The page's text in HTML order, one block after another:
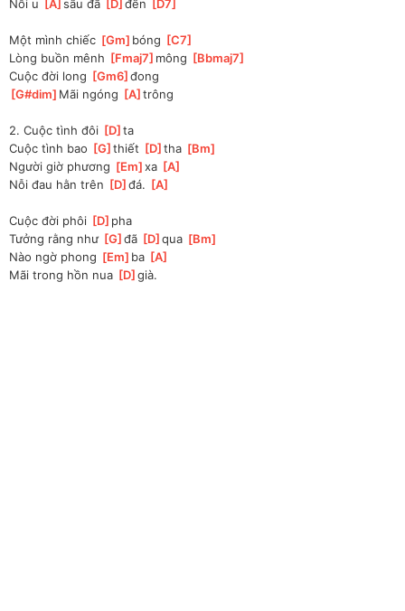
Nỗi u [A ]
sầu đã [D ]
đến [D7
Một mình chiếc [Gm ]bóng [C7
Lòng buồn mênh [Fmaj7 ]mông [Bbmaj7
Cuộc đời long [Gm6 ]
đong
[G#dim ]Mãi ngóng [A ]trông
2. Cuộc tình đôi [D ]ta
Cuộc tình bao [G ]thiết [D ]tha [Bm
Người giờ phương [Em ]
xa [A
Nỗi đau hằn trên [D ]
đá. [A
Cuộc đời phôi [D ]pha
Tưởng rằng như [G ]
đã [D ]
qua [Bm
Nào ngờ phong [Em ]ba [A
Mãi trong hồn nua [D ]
già.